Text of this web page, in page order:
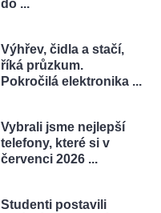
do ...
Výhřev, čidla a stačí,
říká průzkum.
Pokročilá elektronika ...
Vybrali jsme nejlepší
telefony, které si v
červenci 2026 ...
Studenti postavili